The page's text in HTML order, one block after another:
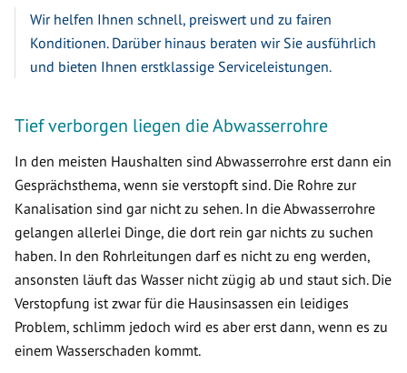
Wir helfen Ihnen schnell, preiswert und zu fairen
Konditionen. Darüber hinaus beraten wir Sie ausführlich
und bieten Ihnen erstklassige Serviceleistungen.
Tief verborgen liegen die Abwasserrohre
In den meisten Haushalten sind Abwasserrohre erst dann ein
Gesprächsthema, wenn sie verstopft sind. Die Rohre zur
Kanalisation sind gar nicht zu sehen. In die Abwasserrohre
gelangen allerlei Dinge, die dort rein gar nichts zu suchen
haben. In den Rohrleitungen darf es nicht zu eng werden,
ansonsten läuft das Wasser nicht zügig ab und staut sich. Die
Verstopfung ist zwar für die Hausinsassen ein leidiges
Problem, schlimm jedoch wird es aber erst dann, wenn es zu
einem Wasserschaden kommt.